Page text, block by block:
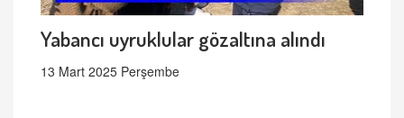
Yabancı uyruklular gözaltına alındı
13 Mart 2025 Perşembe